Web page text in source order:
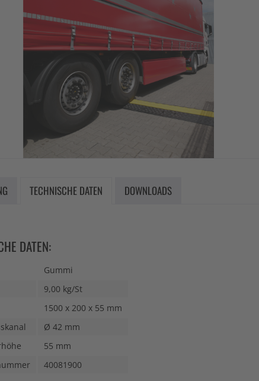
TECHNISCHE DATEN DOWNLOADS
DATEN:
Gummi
9,00 kg/St
1500 x 200 x 55 mm
Ø 42 mm
55 mm
40081900